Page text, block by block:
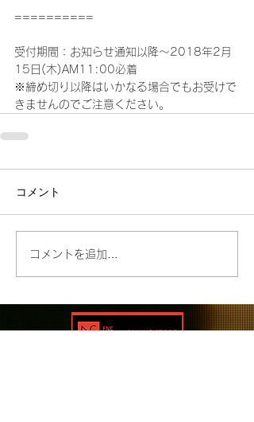
==========
受付期間：お知らせ通知以降～2018年2月
15日(木)AM11:00必着
※締め切り以降はいかなる場合でもお受けで
きませんのでご注意ください。
コメント
コメントを追加…